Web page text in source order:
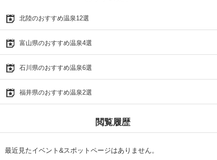
北陸のおすすめ温泉12選
富山県のおすすめ温泉4選
石川県のおすすめ温泉6選
福井県のおすすめ温泉2選
閲覧履歴
最近見たイベント&スポットページはありません。